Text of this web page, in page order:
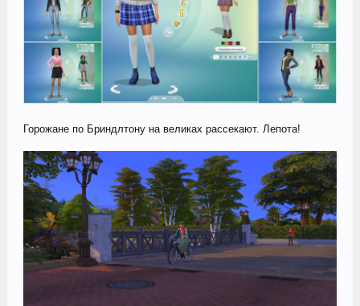
Горожане по Бриндлтону на великах рассекают. Лепота!